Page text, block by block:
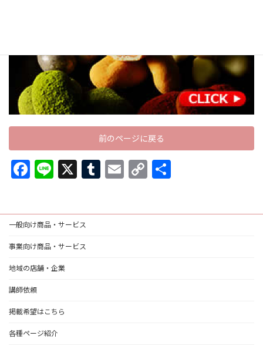
前のページに戻る
F
b
o
o
k
Li X
T
E
C
一般向け商品・サービス
事業向け商品・サービス
地域の店舗・企業
講師依頼
掲載希望はこちら
各種ページ紹介